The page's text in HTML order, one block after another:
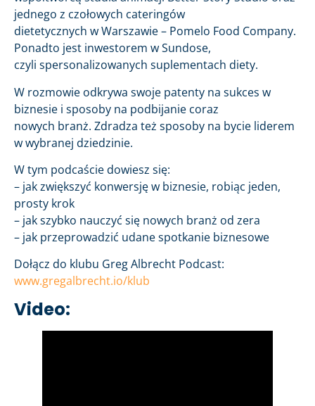
jednego z czołowych cateringów
dietetycznych w Warszawie – Pomelo Food Company.
Ponadto jest inwestorem w Sundose,
czyli spersonalizowanych suplementach diety.
W rozmowie odkrywa swoje patenty na sukces w
biznesie i sposoby na podbijanie coraz
nowych branż. Zdradza też sposoby na bycie liderem
w wybranej dziedzinie.
W tym podcaście dowiesz się:
– jak zwiększyć konwersję w biznesie, robiąc jeden,
prosty krok
– jak szybko nauczyć się nowych branż od zera
– jak przeprowadzić udane spotkanie biznesowe
Dołącz do klubu Greg Albrecht Podcast:
www.gregalbrecht.io/klub
Video: